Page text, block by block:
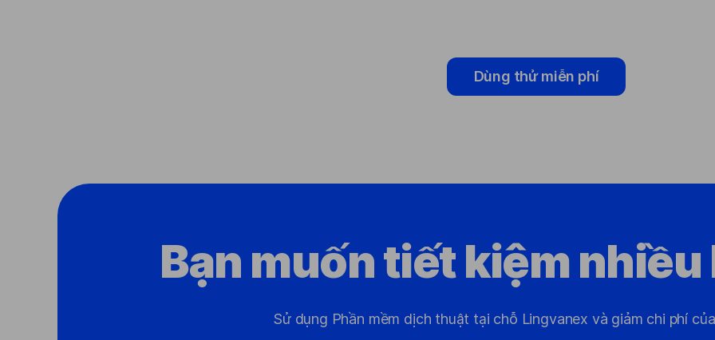
Dùng thử miễn phí
Bạn muốn tiết kiệm
Sử dụng Phần mềm dịch thuật tại chỗ Lingvanex và giảm chi phí